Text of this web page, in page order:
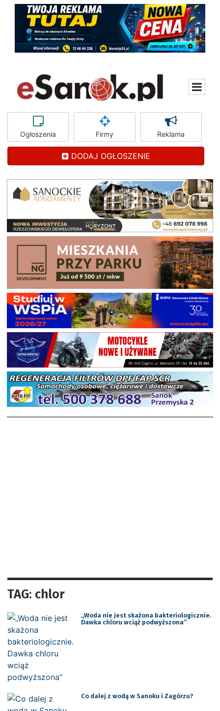
Ogłoszenia Firmy Reklama
DODAJ OGŁOSZENIE
TAG: chlor
„Woda nie jest skażona bakteriologicznie.
Dawka chloru wciąż podwyższona”
Co dalej z wodą w Sanoku i Zagórzu?